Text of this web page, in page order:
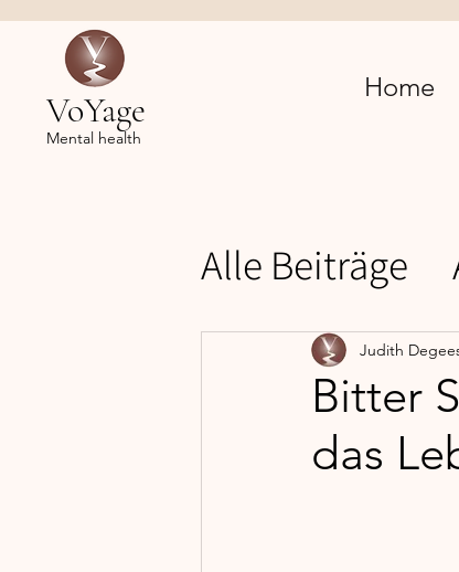
VoYage
Mental health
Home
Alle Beiträge
Mental
Bitter
das
Judith